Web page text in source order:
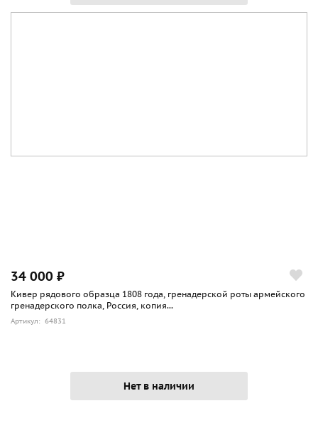
34 000 ₽
Кивер рядового образца 1808 года, гренадерской роты армейского
гренадерского полка, Россия, копия...
Артикул: 64831
Нет в наличии